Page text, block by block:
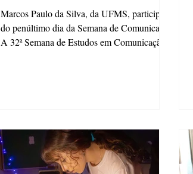
Marcos Paulo da Silva, da UFMS, participa
do penúltimo dia da Semana de Comunicação
A 32ª Semana de Estudos em Comunicação